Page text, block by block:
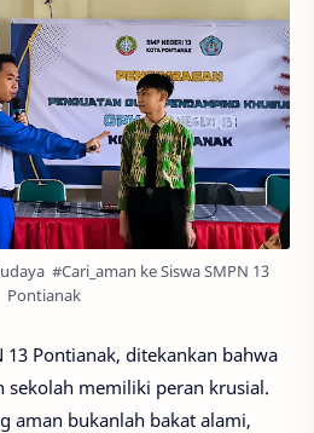
#Cari_aman ke Siswa SMPN 13
Pontianak
13 Pontianak, ditekankan bahwa
sekolah memiliki peran krusial.
aman bukanlah bakat alami,